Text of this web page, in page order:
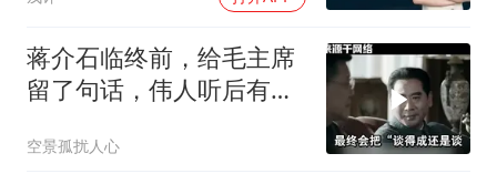
蒋介石临终前，给毛主席
留了句话，伟人听后有什
空景孤扰人心